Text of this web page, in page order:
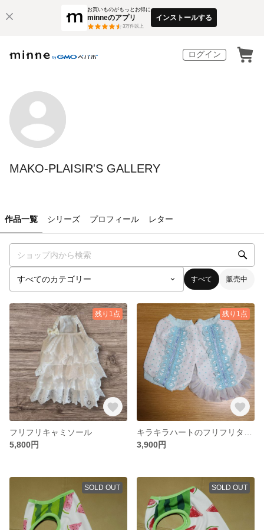
お買いものがもっとお得に
minneのアプリ
3万件以上
インストールする
ログイン
MAKO-PLAISIR'S GALLERY
作品一覧 シリーズ プロフィール レター
すべて 販売中
残り1点
フリフリキャミソール
5,800円
残り1点
3,900円
SOLD OUT SOLD OUT